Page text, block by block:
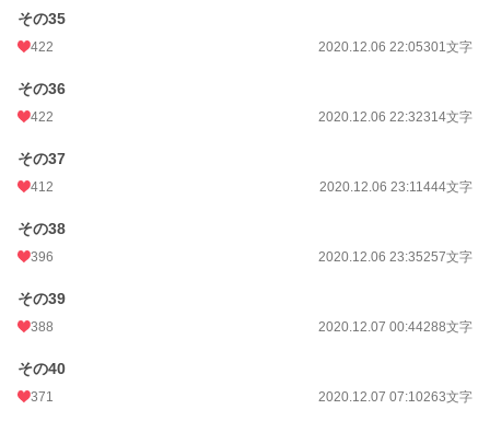
その35
422 2020.12.06 22:05301文字
その36
422 2020.12.06 22:32314文字
その37
412 2020.12.06 23:11444文字
その38
396 2020.12.06 23:35257文字
その39
388 2020.12.07 00:44288文字
その40
371 2020.12.07 07:10263文字